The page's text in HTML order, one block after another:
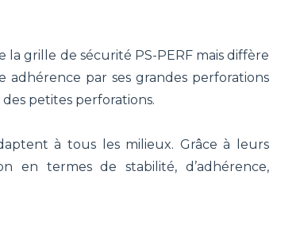
la grille de sécurité PS-PERF mais diffère
par ses grandes perforations
petites perforations.
à tous les milieux. Grâce à leurs
en termes de stabilité, d’adhérence,